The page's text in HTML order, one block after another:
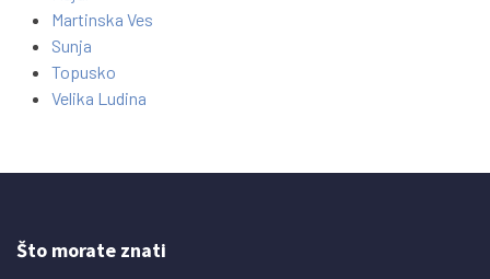
Martinska Ves
Sunja
Topusko
Velika Ludina
Što morate znati